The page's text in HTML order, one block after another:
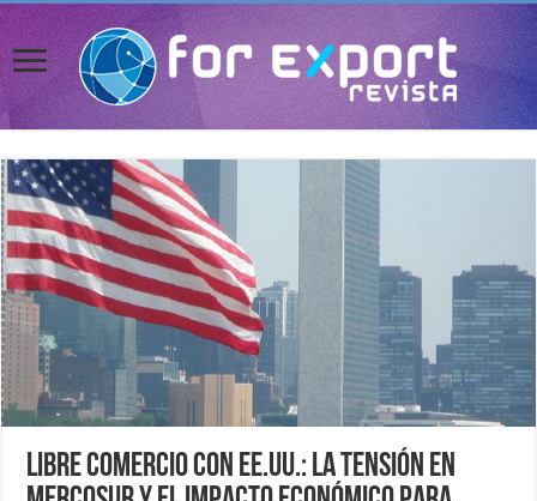
Libre comercio con EE.UU.: la tensión en